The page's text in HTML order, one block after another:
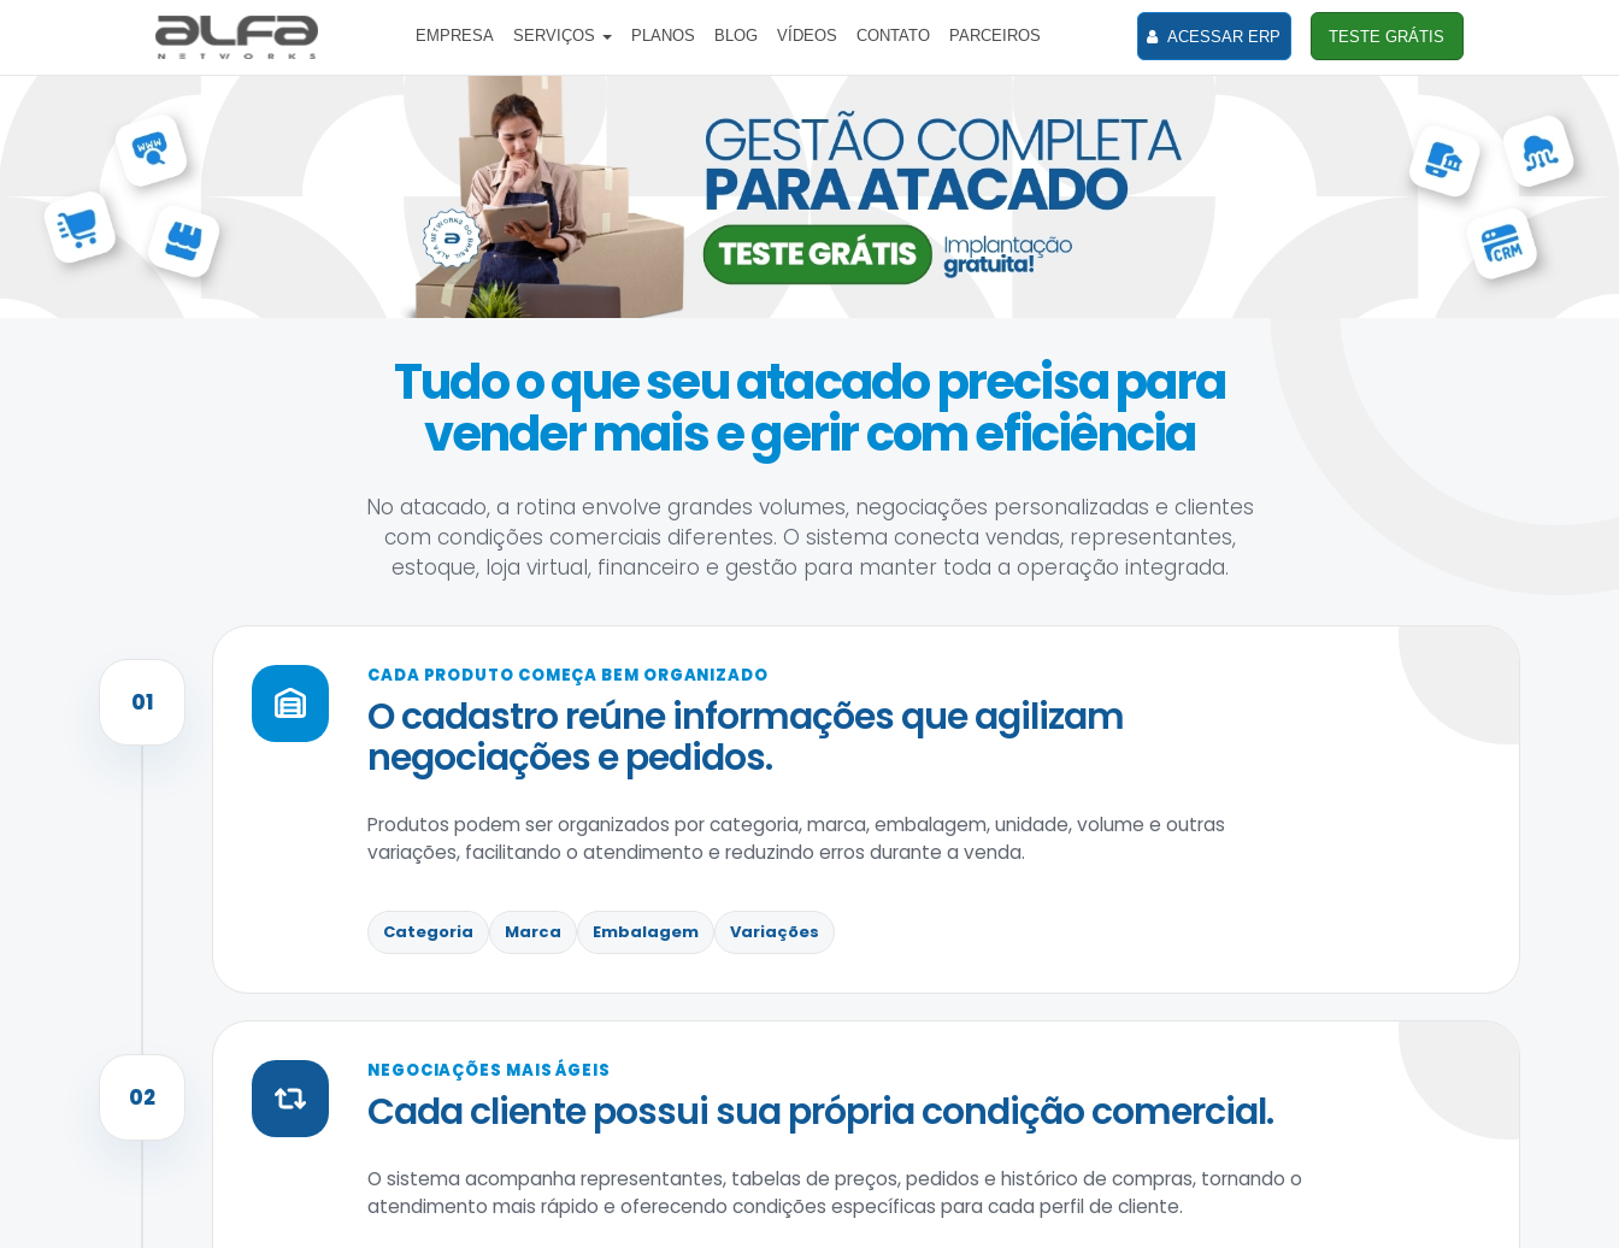
EMPRESA SERVIÇOS PLANOS BLOG VÍDEOS CONTATO PARCEIROS ACESSAR ERP TESTE GRÁTIS
Tudo o que seu atacado precisa para
vender mais e gerir com eficiência
No atacado, a rotina envolve grandes volumes, negociações personalizadas e clientes
com condições comerciais diferentes. O sistema conecta vendas, representantes,
estoque, loja virtual, financeiro e gestão para manter toda a operação integrada.
01
CADA PRODUTO COMEÇA BEM ORGANIZADO
O cadastro reúne informações que agilizam
negociações e pedidos.
Produtos podem ser organizados por categoria, marca, embalagem, unidade, volume e outras
variações, facilitando o atendimento e reduzindo erros durante a venda.
Categoria Marca Embalagem Variações
02
NEGOCIAÇÕES MAIS ÁGEIS
Cada cliente possui sua própria condição comercial.
O sistema acompanha representantes, tabelas de preços, pedidos e histórico de compras, tornando o
atendimento mais rápido e oferecendo condições específicas para cada perfil de cliente.